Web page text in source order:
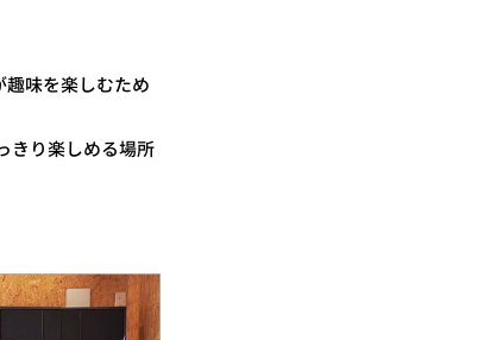
味を楽しむため
きり楽しめる場所